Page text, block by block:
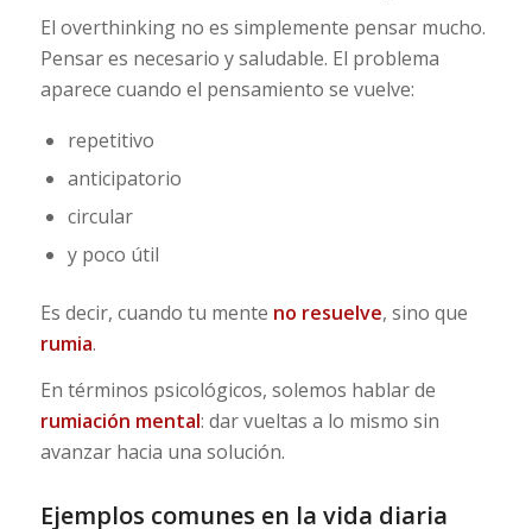
El overthinking no es simplemente pensar mucho.
Pensar es necesario y saludable. El problema
aparece cuando el pensamiento se vuelve:
repetitivo
anticipatorio
circular
y poco útil
Es decir, cuando tu mente no resuelve, sino que
rumia.
En términos psicológicos, solemos hablar de
rumiación mental: dar vueltas a lo mismo sin
avanzar hacia una solución.
Ejemplos comunes en la vida diaria